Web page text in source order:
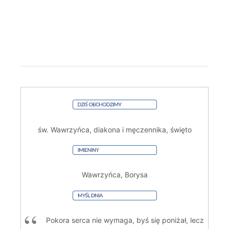
św. Wawrzyńca, diakona i męczennika, święto
Wawrzyńca, Borysa
Pokora serca nie wymaga, byś się poniżał, lecz